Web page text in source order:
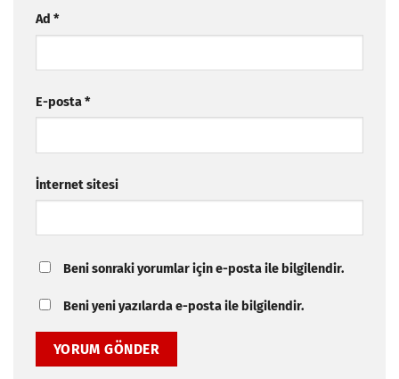
Ad *
E-posta*
İnternet sitesi
Beni sonraki yorumlar için e-posta ile bilgilendir.
Beni yeni yazılarda e-posta ile bilgilendir.